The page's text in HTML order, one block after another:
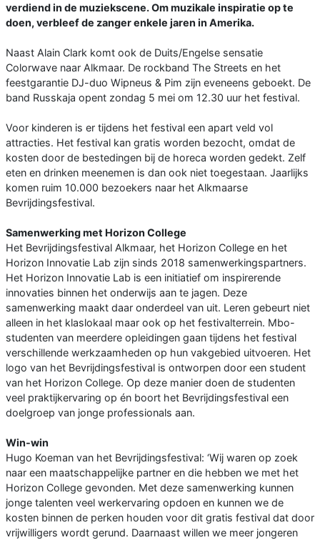
verdiend in de muziekscene. Om muzikale inspiratie op te
doen, verbleef de zanger enkele jaren in Amerika.
Naast Alain Clark komt ook de Duits/Engelse sensatie
Colorwave naar Alkmaar. De rockband The Streets en het
feestgarantie DJ-duo Wipneus & Pim zijn eveneens geboekt. De
band Russkaja opent zondag 5 mei om 12.30 uur het festival.
Voor kinderen is er tijdens het festival een apart veld vol
attracties. Het festival kan gratis worden bezocht, omdat de
kosten door de bestedingen bij de horeca worden gedekt. Zelf
eten en drinken meenemen is dan ook niet toegestaan. Jaarlijks
komen ruim 10.000 bezoekers naar het Alkmaarse
Bevrijdingsfestival.
Samenwerking met Horizon College
Het Bevrijdingsfestival Alkmaar, het Horizon College en het
Horizon Innovatie Lab zijn sinds 2018 samenwerkingspartners.
Het Horizon Innovatie Lab is een initiatief om inspirerende
innovaties binnen het onderwijs aan te jagen. Deze
samenwerking maakt daar onderdeel van uit. Leren gebeurt niet
alleen in het klaslokaal maar ook op het festivalterrein. Mbo-
studenten van meerdere opleidingen gaan tijdens het festival
verschillende werkzaamheden op hun vakgebied uitvoeren. Het
logo van het Bevrijdingsfestival is ontworpen door een student
van het Horizon College. Op deze manier doen de studenten
veel praktijkervaring op én boort het Bevrijdingsfestival een
doelgroep van jonge professionals aan.
Win-win
Hugo Koeman van het Bevrijdingsfestival: ‘Wij waren op zoek
naar een maatschappelijke partner en die hebben we met het
Horizon College gevonden. Met deze samenwerking kunnen
jonge talenten veel werkervaring opdoen en kunnen we de
kosten binnen de perken houden voor dit gratis festival dat door
vrijwilligers wordt gerund. Daarnaast willen we meer jongeren